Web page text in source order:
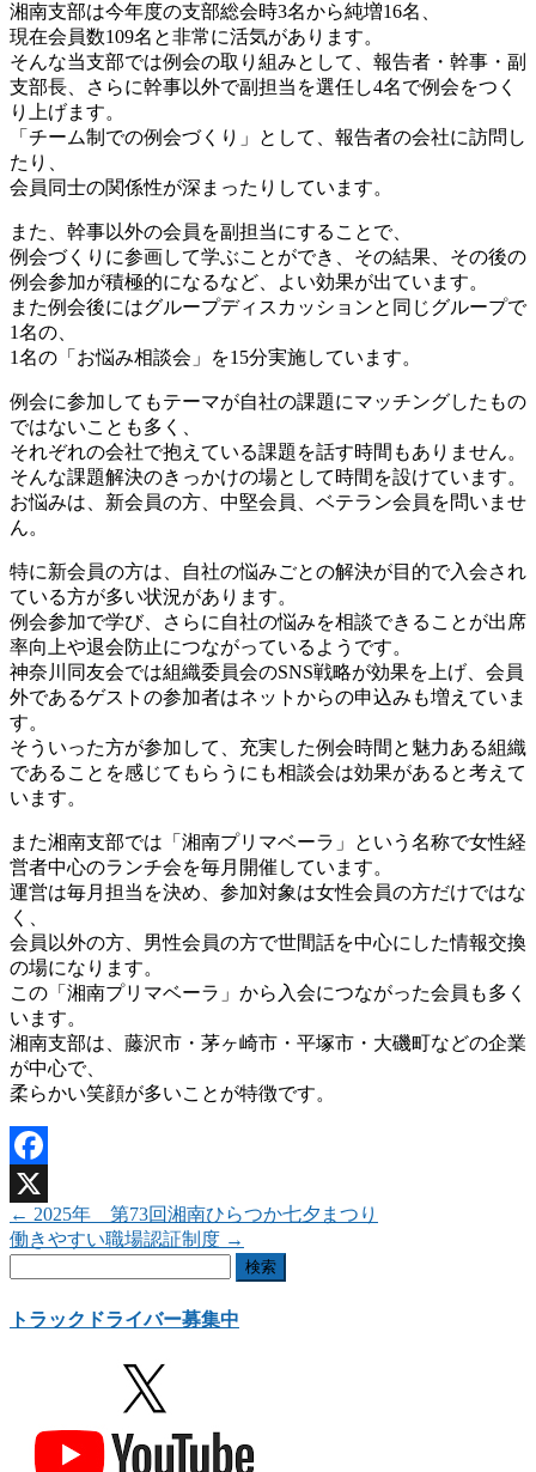
湘南支部は今年度の支部総会時3名から純増16名、
現在会員数109名と非常に活気があります。
そんな当支部では例会の取り組みとして、報告者・幹事・副
支部長、さらに幹事以外で副担当を選任し4名で例会をつく
り上げます。
「チーム制での例会づくり」として、報告者の会社に訪問し
たり、
会員同士の関係性が深まったりしています。
また、幹事以外の会員を副担当にすることで、
例会づくりに参画して学ぶことができ、その結果、その後の
例会参加が積極的になるなど、よい効果が出ています。
また例会後にはグループディスカッションと同じグループで
1名の、
1名の「お悩み相談会」を15分実施しています。
例会に参加してもテーマが自社の課題にマッチングしたもの
ではないことも多く、
それぞれの会社で抱えている課題を話す時間もありません。
そんな課題解決のきっかけの場として時間を設けています。
お悩みは、新会員の方、中堅会員、ベテラン会員を問いませ
ん。
特に新会員の方は、自社の悩みごとの解決が目的で入会され
ている方が多い状況があります。
例会参加で学び、さらに自社の悩みを相談できることが出席
率向上や退会防止につながっているようです。
神奈川同友会では組織委員会のSNS戦略が効果を上げ、会員
外であるゲストの参加者はネットからの申込みも増えていま
す。
そういった方が参加して、充実した例会時間と魅力ある組織
であることを感じてもらうにも相談会は効果があると考えて
います。
また湘南支部では「湘南プリマベーラ」という名称で女性経
営者中心のランチ会を毎月開催しています。
運営は毎月担当を決め、参加対象は女性会員の方だけではな
く、
会員以外の方、男性会員の方で世間話を中心にした情報交換
の場になります。
この「湘南プリマベーラ」から入会につながった会員も多く
います。
湘南支部は、藤沢市・茅ヶ崎市・平塚市・大磯町などの企業
が中心で、
柔らかい笑顔が多いことが特徴です。
Facebook
X
← 2025年 第73回湘南ひらつか七夕まつり
働きやすい職場認証制度 →
トラックドライバー募集中